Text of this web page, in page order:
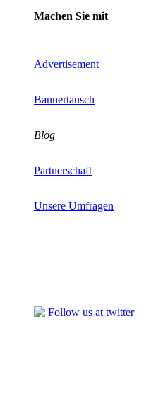
Machen Sie mit
Advertisement
Bannertausch
Blog
Partnerschaft
Unsere Umfragen
Follow us at twitter